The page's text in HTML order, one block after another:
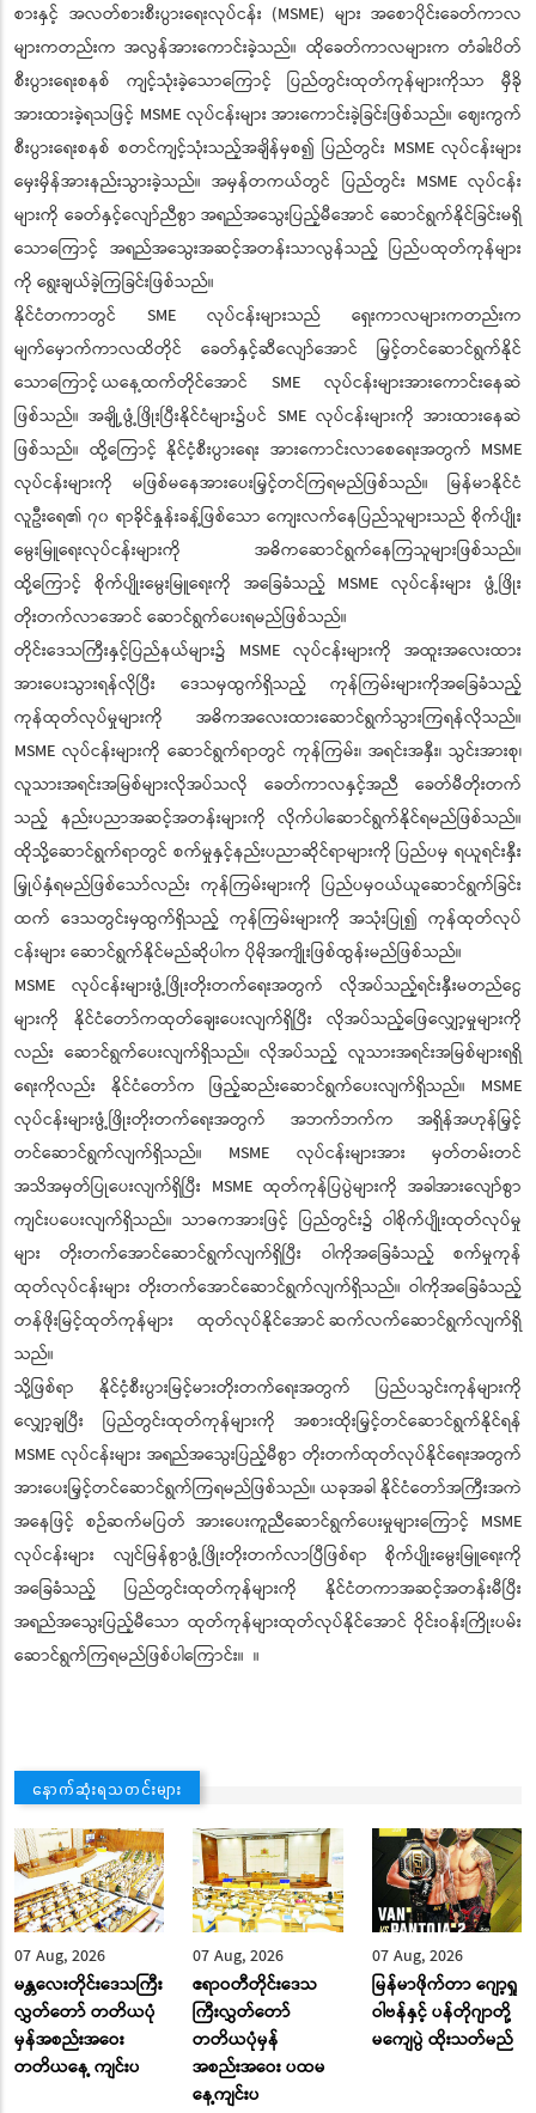
စားနှင့် အလတ်စားစီးပွားရေးလုပ်ငန်း (MSME) များ အစောပိုင်းခေတ်ကာလ
များကတည်းက အလွန်အားကောင်းခဲ့သည်။ ထိုခေတ်ကာလများက တံခါးပိတ်
စီးပွားရေးစနစ် ကျင့်သုံးခဲ့သောကြောင့် ပြည်တွင်းထုတ်ကုန်များကိုသာ မှီခို
အားထားခဲ့ရသဖြင့် MSME လုပ်ငန်းများ အားကောင်းခဲ့ခြင်းဖြစ်သည်။ ဈေးကွက်
စီးပွားရေးစနစ် စတင်ကျင့်သုံးသည့်အချိန်မှစ၍ ပြည်တွင်း MSME လုပ်ငန်းများ
မှေးမှိန်အားနည်းသွားခဲ့သည်။ အမှန်တကယ်တွင် ပြည်တွင်း MSME လုပ်ငန်း
များကို ခေတ်နှင့်လျော်ညီစွာ အရည်အသွေးပြည့်မီအောင် ဆောင်ရွက်နိုင်ခြင်းမရှိ
သောကြောင့် အရည်အသွေးအဆင့်အတန်းသာလွန်သည့် ပြည်ပထုတ်ကုန်များ
ကို ရွေးချယ်ခဲ့ကြခြင်းဖြစ်သည်။
နိုင်ငံတကာတွင် SME လုပ်ငန်းများသည် ရှေးကာလများကတည်းက
မျက်မှောက်ကာလထိတိုင် ခေတ်နှင့်ဆီလျော်အောင် မြှင့်တင်ဆောင်ရွက်နိုင်
သောကြောင့် ယနေ့ထက်တိုင်အောင် SME လုပ်ငန်းများအားကောင်းနေဆဲ
ဖြစ်သည်။ အချို့ဖွံ့ဖြိုးပြီးနိုင်ငံများ၌ပင် SME လုပ်ငန်းများကို အားထားနေဆဲ
ဖြစ်သည်။ ထို့ကြောင့် နိုင်ငံ့စီးပွားရေး အားကောင်းလာစေရေးအတွက် MSME
လုပ်ငန်းများကို မဖြစ်မနေအားပေးမြှင့်တင်ကြရမည်ဖြစ်သည်။ မြန်မာနိုင်ငံ
လူဦးရေ၏ ၇၀ ရာခိုင်နှုန်းခန့်ဖြစ်သော ကျေးလက်နေပြည်သူများသည် စိုက်ပျိုး
မွေးမြူရေးလုပ်ငန်းများကို အဓိကဆောင်ရွက်နေကြသူများဖြစ်သည်။
ထို့ကြောင့် စိုက်ပျိုးမွေးမြူရေးကို အခြေခံသည့် MSME လုပ်ငန်းများ ဖွံ့ဖြိုး
တိုးတက်လာအောင် ဆောင်ရွက်ပေးရမည်ဖြစ်သည်။
တိုင်းဒေသကြီးနှင့်ပြည်နယ်များ၌ MSME လုပ်ငန်းများကို အထူးအလေးထား
အားပေးသွားရန်လိုပြီး ဒေသမှထွက်ရှိသည့် ကုန်ကြမ်းများကိုအခြေခံသည့်
ကုန်ထုတ်လုပ်မှုများကို အဓိကအလေးထားဆောင်ရွက်သွားကြရန်လိုသည်။
MSME လုပ်ငန်းများကို ဆောင်ရွက်ရာတွင် ကုန်ကြမ်း၊ အရင်းအနှီး၊ သွင်းအားစု၊
လူသားအရင်းအမြစ်များလိုအပ်သလို ခေတ်ကာလနှင့်အညီ ခေတ်မီတိုးတက်
သည့် နည်းပညာအဆင့်အတန်းများကို လိုက်ပါဆောင်ရွက်နိုင်ရမည်ဖြစ်သည်။
ထိုသို့ဆောင်ရွက်ရာတွင် စက်မှုနှင့်နည်းပညာဆိုင်ရာများကို ပြည်ပမှ ရယူရင်းနှီး
မြှုပ်နှံရမည်ဖြစ်သော်လည်း ကုန်ကြမ်းများကို ပြည်ပမှဝယ်ယူဆောင်ရွက်ခြင်း
ထက် ဒေသတွင်းမှထွက်ရှိသည့် ကုန်ကြမ်းများကို အသုံးပြု၍ ကုန်ထုတ်လုပ်
ငန်းများ ဆောင်ရွက်နိုင်မည်ဆိုပါက ပိုမိုအကျိုးဖြစ်ထွန်းမည်ဖြစ်သည်။
MSME လုပ်ငန်းများဖွံ့ဖြိုးတိုးတက်ရေးအတွက် လိုအပ်သည့်ရင်းနှီးမတည်ငွေ
များကို နိုင်ငံတော်ကထုတ်ချေးပေးလျက်ရှိပြီး လိုအပ်သည့်ဖြေလျှော့မှုများကို
လည်း ဆောင်ရွက်ပေးလျက်ရှိသည်။ လိုအပ်သည့် လူသားအရင်းအမြစ်များရရှိ
ရေးကိုလည်း နိုင်ငံတော်က ဖြည့်ဆည်းဆောင်ရွက်ပေးလျက်ရှိသည်။ MSME
လုပ်ငန်းများဖွံ့ဖြိုးတိုးတက်ရေးအတွက် အဘက်ဘက်က အရှိန်အဟုန်မြှင့်
တင်ဆောင်ရွက်လျက်ရှိသည်။ MSME လုပ်ငန်းများအား မှတ်တမ်းတင်
အသိအမှတ်ပြုပေးလျက်ရှိပြီး MSME ထုတ်ကုန်ပြပွဲများကို အခါအားလျော်စွာ
ကျင်းပပေးလျက်ရှိသည်။ သာဓကအားဖြင့် ပြည်တွင်း၌ ဝါစိုက်ပျိုးထုတ်လုပ်မှု
များ တိုးတက်အောင်ဆောင်ရွက်လျက်ရှိပြီး ဝါကိုအခြေခံသည့် စက်မှုကုန်
ထုတ်လုပ်ငန်းများ တိုးတက်အောင်ဆောင်ရွက်လျက်ရှိသည်။ ဝါကိုအခြေခံသည့်
တန်ဖိုးမြင့်ထုတ်ကုန်များ ထုတ်လုပ်နိုင်အောင် ဆက်လက်ဆောင်ရွက်လျက်ရှိ
သည်။
သို့ဖြစ်ရာ နိုင်ငံ့စီးပွားမြင့်မားတိုးတက်ရေးအတွက် ပြည်ပသွင်းကုန်များကို
လျှော့ချပြီး ပြည်တွင်းထုတ်ကုန်များကို အစားထိုးမြှင့်တင်ဆောင်ရွက်နိုင်ရန်
MSME လုပ်ငန်းများ အရည်အသွေးပြည့်မီစွာ တိုးတက်ထုတ်လုပ်နိုင်ရေးအတွက်
အားပေးမြှင့်တင်ဆောင်ရွက်ကြရမည်ဖြစ်သည်။ ယခုအခါ နိုင်ငံတော်အကြီးအကဲ
အနေဖြင့် စဉ်ဆက်မပြတ် အားပေးကူညီဆောင်ရွက်ပေးမှုများကြောင့် MSME
လုပ်ငန်းများ လျင်မြန်စွာဖွံ့ဖြိုးတိုးတက်လာပြီဖြစ်ရာ စိုက်ပျိုးမွေးမြူရေးကို
အခြေခံသည့် ပြည်တွင်းထုတ်ကုန်များကို နိုင်ငံတကာအဆင့်အတန်းမီပြီး
အရည်အသွေးပြည့်မီသော ထုတ်ကုန်များထုတ်လုပ်နိုင်အောင် ဝိုင်းဝန်းကြိုးပမ်း
ဆောင်ရွက်ကြရမည်ဖြစ်ပါကြောင်း။ ။
နောက်ဆုံးရသတင်းများ
07 Aug, 2026
မန္တလေးတိုင်းဒေသကြီး
လွှတ်တော် တတိယပုံ
မှန်အစည်းအဝေး
တတိယနေ့ ကျင်းပ
07 Aug, 2026
ဧရာဝတီတိုင်းဒေသ
ကြီးလွှတ်တော်
တတိယပုံမှန်
အစည်းအဝေး ပထမ
နေ့ကျင်းပ
07 Aug, 2026
မြန်မာဖိုက်တာ ဂျော့ရှု
ဝါဗန်နှင့် ပန်တိုဂျာတို့
မကျေပွဲ ထိုးသတ်မည်